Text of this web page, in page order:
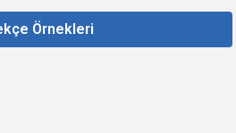
Örnekleri